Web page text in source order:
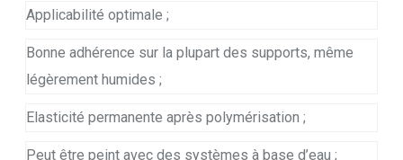
Applicabilité optimale ;
Bonne adhérence sur la plupart des supports, même
légèrement humides ;
Elasticité permanente après polymérisation ;
Peut être peint avec des systèmes à base d’eau ;